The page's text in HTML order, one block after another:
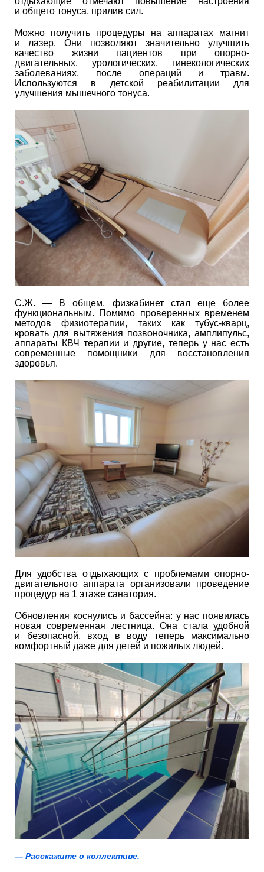
и общего тонуса, прилив сил.
Можно получить процедуры на аппаратах магнит
и лазер. Они позволяют значительно улучшить
качество жизни пациентов при опорно-
двигательных, урологических, гинекологических
заболеваниях, после операций и травм.
Используются в детской реабилитации для
улучшения мышечного тонуса.
С.Ж. — В общем, физкабинет стал еще более
функциональным. Помимо проверенных временем
методов физиотерапии, таких как тубус-кварц,
кровать для вытяжения позвоночника, амплипульс,
аппараты КВЧ терапии и другие, теперь у нас есть
современные помощники для восстановления
здоровья.
Для удобства отдыхающих с проблемами опорно-
двигательного аппарата организовали проведение
процедур на 1 этаже санатория.
Обновления коснулись и бассейна: у нас появилась
новая современная лестница. Она стала удобной
и безопасной, вход в воду теперь максимально
комфортный даже для детей и пожилых людей.
— Расскажите о коллективе.